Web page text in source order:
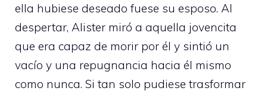
ella hubiese deseado fuese su esposo. Al
despertar, Alister miró a aquella jovencita
que era capaz de morir por él y sintió un
vacío y una repugnancia hacia él mismo
como nunca. Si tan solo pudiese trasformar